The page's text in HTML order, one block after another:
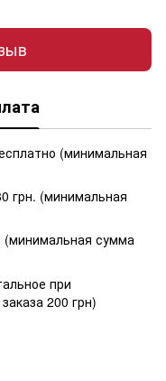
(минимальная
грн. (минимальная
(минимальная сумма
при
200 грн)